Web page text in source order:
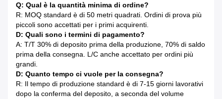
Q: Qual è la quantità minima di ordine?
R: MOQ standard è di 50 metri quadrati. Ordini di prova più
piccoli sono accettati per i primi acquirenti.
D: Quali sono i termini di pagamento?
A: T/T 30% di deposito prima della produzione, 70% di saldo
prima della consegna. L/C anche accettato per ordini più
grandi.
D: Quanto tempo ci vuole per la consegna?
R: Il tempo di produzione standard è di 7-15 giorni lavorativi
dopo la conferma del deposito, a seconda del volume